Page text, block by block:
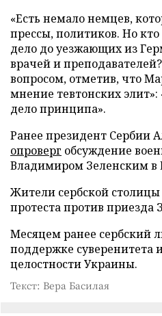
«Есть немало немцев,
прессы, политиков. Но
дело до уезжающих из
врачей и
вопросом, отметив, что
мнение тевтонских элит»:
дело принципа».
Ранее президент Сербии
опроверг обсуждение
Владимиром Зеленским в
Жители сербской столицы
протеста против приезда
Месяцем ранее сербский
поддержке суверенитета
целостности Украины.
Текст: Вера Басилая